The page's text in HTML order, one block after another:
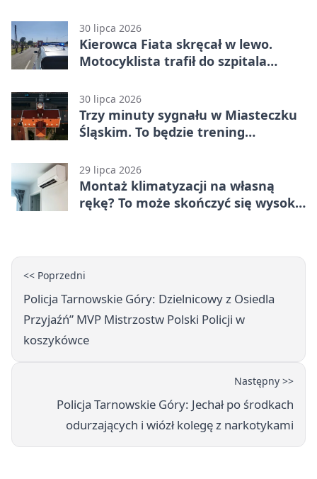
30 lipca 2026
Kierowca Fiata skręcał w lewo.
Motocyklista trafił do szpitala
30 lipca 2026
Trzy minuty sygnału w Miasteczku
Śląskim. To będzie trening
29 lipca 2026
Montaż klimatyzacji na własną
rękę? To może skończyć się wysoką
<< Poprzedni
Policja Tarnowskie Góry: Dzielnicowy z Osiedla
Przyjaźń” MVP Mistrzostw Polski Policji w
koszykówce
Następny >>
Policja Tarnowskie Góry: Jechał po środkach
odurzających i wiózł kolegę z narkotykami